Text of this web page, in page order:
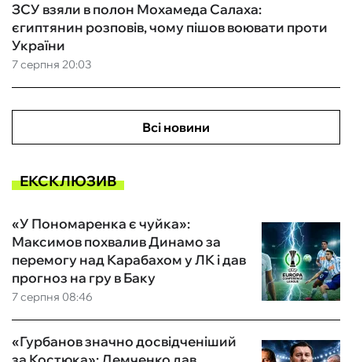
7 серпня 20:03
ЗСУ взяли в полон Мохамеда Салаха:
єгиптянин розповів, чому пішов воювати проти
України
Всі новини
ЕКСКЛЮЗИВ
7 серпня 08:46
«У Пономаренка є чуйка»:
Максимов похвалив Динамо за
перемогу над Карабахом у ЛК і дав
прогноз на гру в Баку
«Гурбанов значно досвідченіший